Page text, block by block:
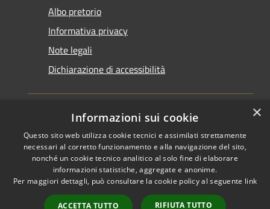
Albo pretorio
Informativa privacy
Note legali
Dichiarazione di accessibilità
RSS
Accessibilità
Cookie
Mappa del sito
Copyright © 2026 • Comune di
Santarcangelo di Romagna •
Powered byMunicipium
Accesso redazione
×
Informazioni sui cookie
Questo sito web utilizza cookie tecnici e assimilati strettamente
necessari al corretto funzionamento e alla navigazione del sito,
nonché un cookie tecnico analitico al solo fine di elaborare
informazioni statistiche, aggregate e anonime.
Per maggiori dettagli, può consultare la cookie policy al seguente link
ACCETTA TUTTO RIFIUTA TUTTO